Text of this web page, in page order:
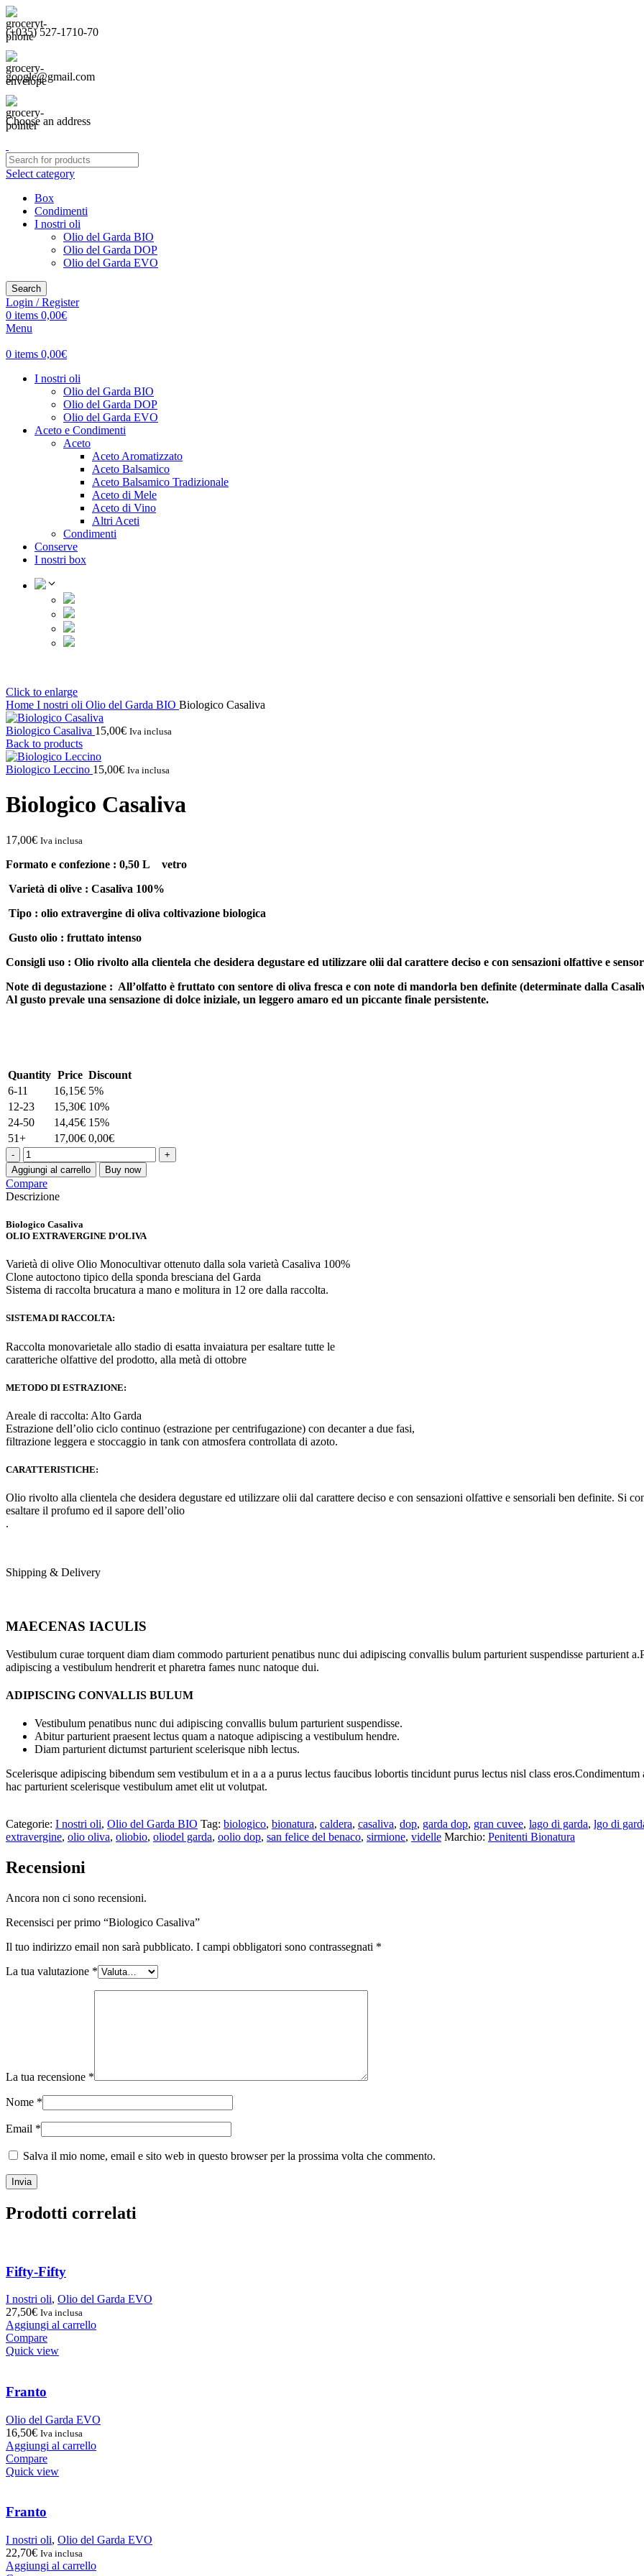
(+035) 527-1710-70
google@gmail.com
Choose an address
Select category
Box
Condimenti
I nostri oli
Olio del Garda BIO
Olio del Garda DOP
Olio del Garda EVO
Search
Login / Register
0 items 0,00€
Menu
0 items 0,00€
I nostri oli
Olio del Garda BIO
Olio del Garda DOP
Olio del Garda EVO
Aceto e Condimenti
Aceto
Aceto Aromatizzato
Aceto Balsamico
Aceto Balsamico Tradizionale
Aceto di Mele
Aceto di Vino
Altri Aceti
Condimenti
Conserve
I nostri box
Click to enlarge
Home I nostri oli Olio del Garda BIO Biologico Casaliva
Biologico Casaliva 15,00€ Iva inclusa
Back to products
Biologico Leccino 15,00€ Iva inclusa
Biologico Casaliva
17,00€ Iva inclusa
Formato e confezione : 0,50 L vetro
Varietà di olive : Casaliva 100%
Tipo : olio extravergine di oliva coltivazione biologica
Gusto olio : fruttato intenso
Consigli uso : Olio rivolto alla clientela che desidera degustare ed utilizzare olii dal carattere deciso e con sensazioni olfattive e
Note di degustazione : All’olfatto è fruttato con sentore di oliva fresca e con note di mandorla ben definite (determinate dalla
Al gusto prevale una sensazione di dolce iniziale, un leggero amaro ed un piccante finale persistente.
Quantity Price Discount
6-11
16,15€ 5%
12-23
15,30€ 10%
24-50
14,45€ 15%
51+
17,00€ 0,00€
Aggiungi al carrello Buy now
Compare
Descrizione
Biologico Casaliva
OLIO EXTRAVERGINE D’OLIVA
Varietà di olive Olio Monocultivar ottenuto dalla sola varietà Casaliva 100%
Clone autoctono tipico della sponda bresciana del Garda
Sistema di raccolta brucatura a mano e molitura in 12 ore dalla raccolta.
SISTEMA DI RACCOLTA:
Raccolta monovarietale allo stadio di esatta invaiatura per esaltare tutte le
caratteriche olfattive del prodotto, alla metà di ottobre
METODO DI ESTRAZIONE:
Areale di raccolta: Alto Garda
Estrazione dell’olio ciclo continuo (estrazione per centrifugazione) con decanter a due fasi,
filtrazione leggera e stoccaggio in tank con atmosfera controllata di azoto.
CARATTERISTICHE:
Olio rivolto alla clientela che desidera degustare ed utilizzare olii dal carattere deciso e con sensazioni olfattive e sensoriali ben definite. Si
esaltare il profumo ed il sapore dell’olio
.
Shipping & Delivery
MAECENAS IACULIS
Vestibulum curae torquent diam diam commodo parturient penatibus nunc dui adipiscing convallis bulum parturient suspendisse parturient
adipiscing a vestibulum hendrerit et pharetra fames nunc natoque dui.
ADIPISCING CONVALLIS BULUM
Vestibulum penatibus nunc dui adipiscing convallis bulum parturient suspendisse.
Abitur parturient praesent lectus quam a natoque adipiscing a vestibulum hendre.
Diam parturient dictumst parturient scelerisque nibh lectus.
Scelerisque adipiscing bibendum sem vestibulum et in a a a purus lectus faucibus lobortis tincidunt purus lectus nisl class
hac parturient scelerisque vestibulum amet elit ut volutpat.
Categorie: I nostri oli, Olio del Garda BIO Tag: biologico, bionatura, caldera, casaliva, dop, garda dop, gran cuvee, lago di garda, lgo di
extravergine, olio oliva, oliobio, oliodel garda, oolio dop, san felice del benaco, sirmione, videlle Marchio: Penitenti Bionatura
Recensioni
Ancora non ci sono recensioni.
Recensisci per primo “Biologico Casaliva”
Il tuo indirizzo email non sarà pubblicato. I campi obbligatori sono contrassegnati *
La tua valutazione *
La tua recensione *
Nome *
Email *
Salva il mio nome, email e sito web in questo browser per la prossima volta che commento.
Prodotti correlati
Fifty-Fifty
I nostri oli, Olio del Garda EVO
27,50€ Iva inclusa
Aggiungi al carrello
Compare
Quick view
Franto
Olio del Garda EVO
16,50€ Iva inclusa
Aggiungi al carrello
Compare
Quick view
Franto
I nostri oli, Olio del Garda EVO
22,70€ Iva inclusa
Aggiungi al carrello